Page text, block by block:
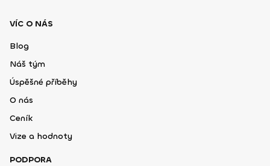
VÍC O NÁS
Blog
Náš tým
Úspěšné příběhy
O nás
Ceník
Vize a hodnoty
PODPORA